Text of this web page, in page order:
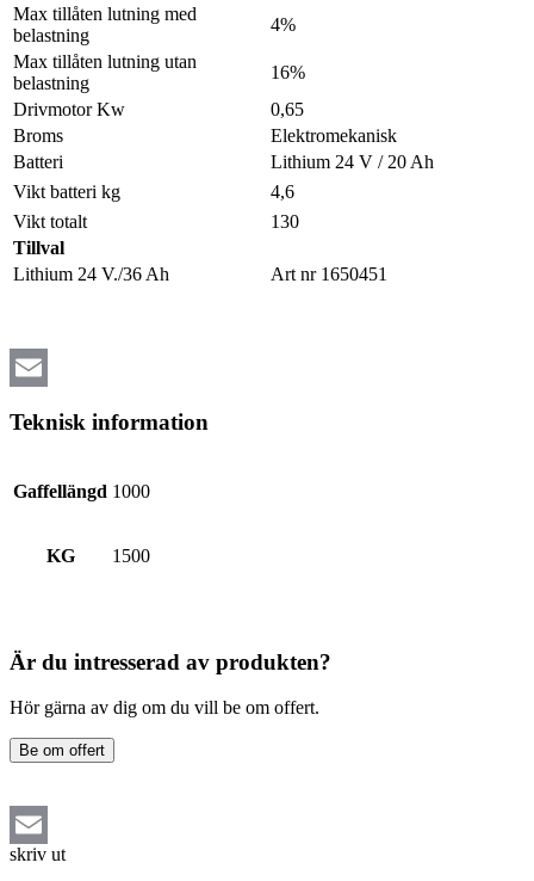
Max tillåten lutning med
belastning
4%
Max tillåten lutning utan
belastning
16%
Drivmotor Kw
0,65
Broms
Elektromekanisk
Batteri
Lithium 24 V / 20 Ah
Vikt batteri kg
4,6
Vikt totalt
130
Tillval
Lithium 24 V./36 Ah
Art nr 1650451
Teknisk information
Gaffellängd 1000
KG 1500
Är du intresserad av produkten?
Hör gärna av dig om du vill be om offert.
Be om offert
Email
skriv ut